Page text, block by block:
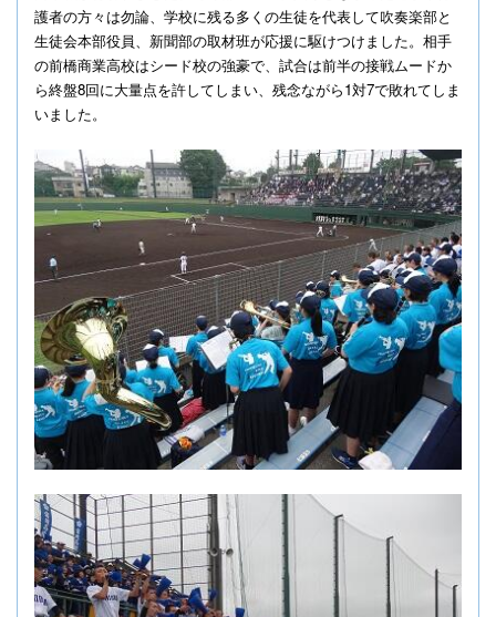
護者の方々は勿論、学校に残る多くの生徒を代表して吹奏楽部と
生徒会本部役員、新聞部の取材班が応援に駆けつけました。相手
の前橋商業高校はシード校の強豪で、試合は前半の接戦ムードか
ら終盤8回に大量点を許してしまい、残念ながら1対7で敗れてしま
いました。